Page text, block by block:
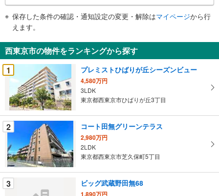
知
を
受
け
る
・
条
件
を
マ
イ
ペ
ー
保存した条件の確認・通知設定の変更・解除はマイページから行
えます。
西東京市の物件をランキングから探す
1
プレミストひばりが丘シーズンビュー
4,580万円
3LDK
東京都西東京市ひばりが丘3丁目
2 コート田無グリーンテラス
2,980万円
2LDK
東京都西東京市芝久保町5丁目
3 ビッグ武蔵野田無68
1,890万円